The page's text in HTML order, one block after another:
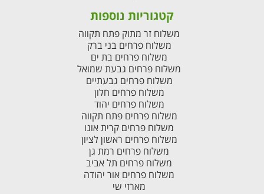
קטגוריות נוספות
משלוח זר מתוק פתח תקווה
משלוח פרחים בני ברק
משלוח פרחים בת ים
משלוח פרחים גבעת שמואל
משלוח פרחים גבעתיים
משלוח פרחים חלון
משלוח פרחים יהוד
משלוח פרחים פתח תקווה
משלוח פרחים קרית אונו
משלוח פרחים ראשון לציון
משלוח פרחים רמת גן
משלוח פרחים תל אביב
משלוח פרחים אור יהודה
מארזי שי